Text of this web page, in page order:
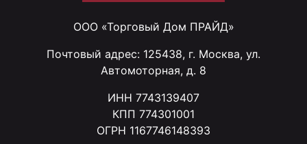
ООО «Торговый Дом ПРАЙД»
Почтовый адрес: 125438, г. Москва, ул.
Автомоторная, д. 8
ИНН 7743139407
КПП 774301001
ОГРН 1167746148393